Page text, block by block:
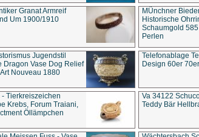
Granat Armreif
Um 1900/1910
MÜnchner
Historische
Schaumgold
Perlen
Jugendstil
Dragon Vase Dog Relief
Nouveau 1880
Telefonablage
Design 60er
- Tierkreiszeichen
Krebs, Forum Traiani,
Öllämpchen
Va 34122
Teddy Bär